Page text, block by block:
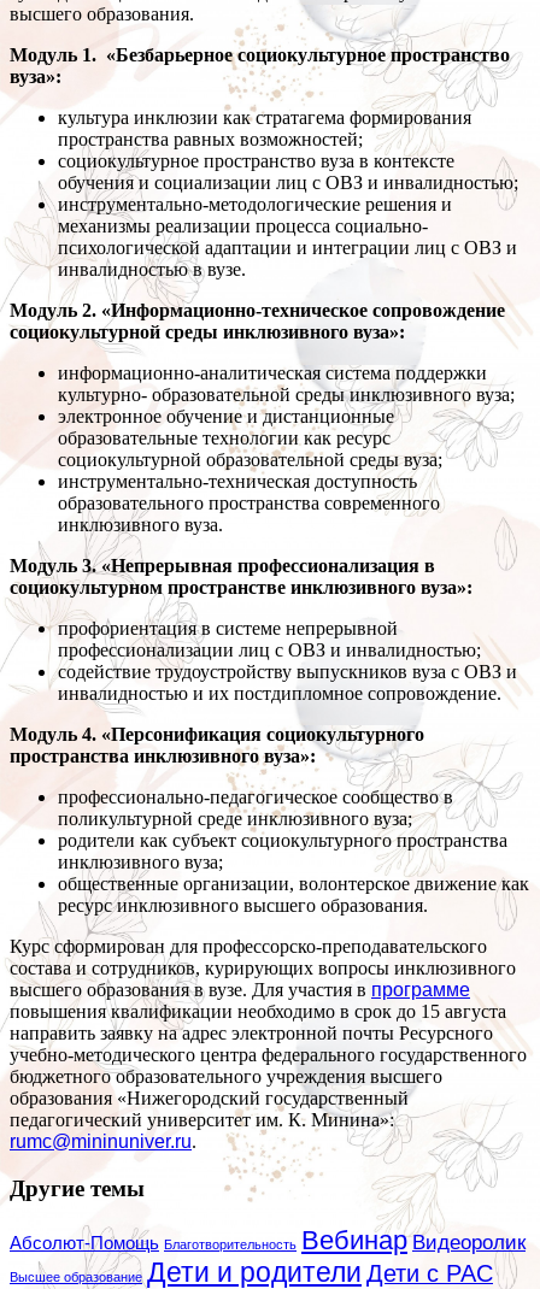
высшего образования.
Модуль 1. «Безбарьерное социокультурное пространство
вуза»:
культура инклюзии как стратагема формирования
пространства равных возможностей;
социокультурное пространство вуза в контексте
обучения и социализации лиц с ОВЗ и инвалидностью;
инструментально-методологические решения и
механизмы реализации процесса социально-
психологической адаптации и интеграции лиц с ОВЗ и
инвалидностью в вузе.
Модуль 2. «Информационно-техническое сопровождение
социокультурной среды инклюзивного вуза»:
информационно-аналитическая система поддержки
культурно- образовательной среды инклюзивного вуза;
электронное обучение и дистанционные
образовательные технологии как ресурс
социокультурной образовательной среды вуза;
инструментально-техническая доступность
образовательного пространства современного
инклюзивного вуза.
Модуль 3. «Непрерывная профессионализация в
социокультурном пространстве инклюзивного вуза»:
профориентация в системе непрерывной
профессионализации лиц с ОВЗ и инвалидностью;
содействие трудоустройству выпускников вуза с ОВЗ и
инвалидностью и их постдипломное сопровождение.
Модуль 4. «Персонификация социокультурного
пространства инклюзивного вуза»:
профессионально-педагогическое сообщество в
поликультурной среде инклюзивного вуза;
родители как субъект социокультурного пространства
инклюзивного вуза;
общественные организации, волонтерское движение как
ресурс инклюзивного высшего образования.
Курс сформирован для профессорско-преподавательского
состава и сотрудников, курирующих вопросы инклюзивного
высшего образования в вузе. Для участия в программе
повышения квалификации необходимо в срок до 15 августа
направить заявку на адрес электронной почты Ресурсного
учебно-методического центра федерального государственного
бюджетного образовательного учреждения высшего
образования «Нижегородский государственный
педагогический университет им. К. Минина»:
rumc@mininuniver.ru.
Другие темы
Абсолют-Помощь Благотворительность Вебинар Видеоролик
Высшее образование Дети и родители Дети с РАС